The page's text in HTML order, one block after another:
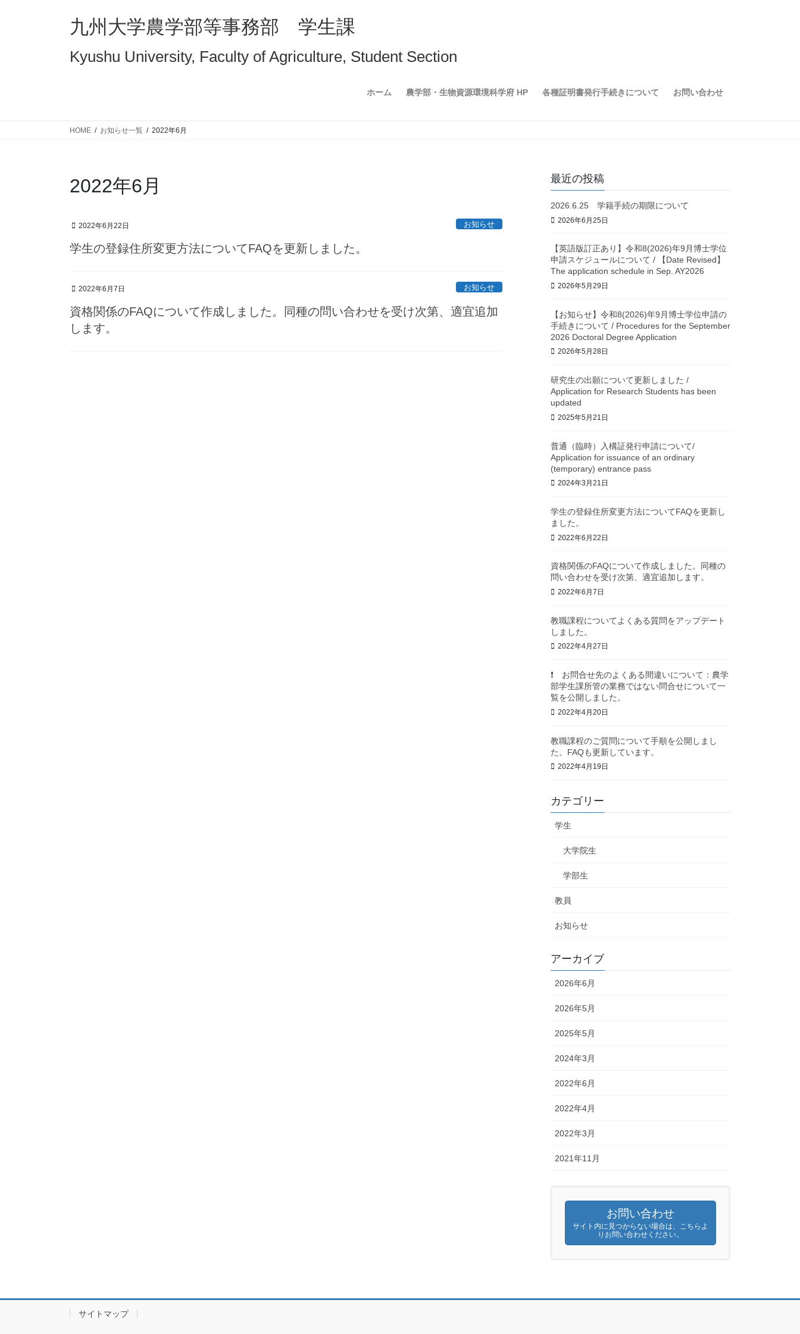
九州大学農学部等事務部 学生課
Kyushu University, Faculty of Agriculture, Student Section
ホーム 農学部・生物資源環境科学府 HP 各種証明書発行手続きについて お問い合わせ
HOME お知らせ一覧 2022年6月
2022年6月
2022年6月22日 お知らせ
学生の登録住所変更方法についてFAQを更新しました。
2022年6月7日 お知らせ
資格関係のFAQについて作成しました。同種の問い合わせを受け次第、適宜追加
します。
最近の投稿
2026.6.25 学籍手続の期限について
2026年6月25日
【英語版訂正あり】令和8(2026)年9月博士学位
申請スケジュールについて / 【Date Revised】
The application schedule in Sep. AY2026
2026年5月29日
【お知らせ】令和8(2026)年9月博士学位申請の
手続きについて / Procedures for the September
2026 Doctoral Degree Application
2026年5月28日
研究生の出願について更新しました /
Application for Research Students has been
updated
2025年5月21日
普通（臨時）入構証発行申請について/
Application for issuance of an ordinary
(temporary) entrance pass
2024年3月21日
学生の登録住所変更方法についてFAQを更新し
ました。
2022年6月22日
資格関係のFAQについて作成しました。同種の
問い合わせを受け次第、適宜追加します。
2022年6月7日
教職課程についてよくある質問をアップデート
しました。
2022年4月27日
❗️ お問合せ先のよくある間違いについて：農学
部学生課所管の業務ではない問合せについて一
覧を公開しました。
2022年4月20日
教職課程のご質問について手順を公開しまし
た。FAQも更新しています。
2022年4月19日
カテゴリー
学生
大学院生
学部生
教員
お知らせ
アーカイブ
2026年6月
2026年5月
2025年5月
2024年3月
2022年6月
2022年4月
2022年3月
2021年11月
お問い合わせ
サイト内に見つからない場合は、こちらよ
りお問い合わせください。
サイトマップ